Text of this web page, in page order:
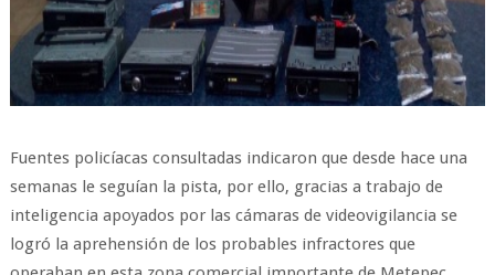
Fuentes policíacas consultadas indicaron que desde hace una
semanas le seguían la pista, por ello, gracias a trabajo de
inteligencia apoyados por las cámaras de videovigilancia se
logró la aprehensión de los probables infractores que